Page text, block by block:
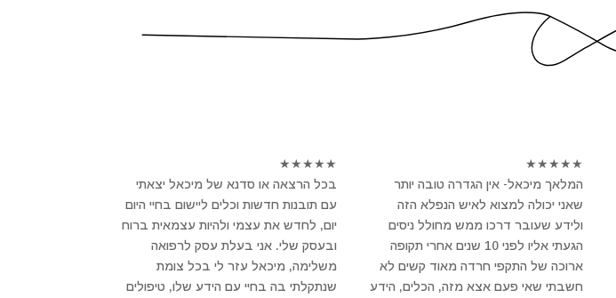
★
★
★
★
★
בכל הרצאה או סדנא של מיכאל יצאתי
עם תובנות חדשות וכלים ליישום בחיי היום
יום, לחדש את עצמי ולהיות עצמאית ברוח
ובעסק שלי. אני בעלת עסק לרפואה
משלימה, מיכאל עזר לי בכל צומת
שנתקלתי בה בחיי עם הידע שלו, טיפולים
★
★
★
★
★
המלאך מיכאל- אין הגדרה טובה יותר
שאני יכולה למצוא לאיש הנפלא הזה
ולידע שעובר דרכו ממש מחולל ניסים
הגעתי אליו לפני 10 שנים אחרי תקופה
ארוכה של התקפי חרדה מאוד קשים לא
חשבתי שאי פעם אצא מזה, הכלים, הידע